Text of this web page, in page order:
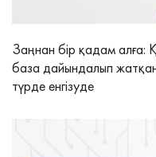
Заңнан бір қадам алға:
база дайындалып жатқан
түрде енгізуде